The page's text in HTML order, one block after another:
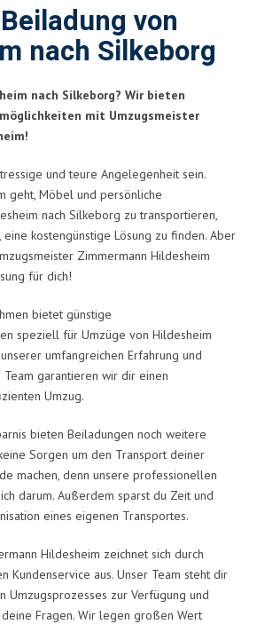
von
nach Silkeborg
nach Silkeborg? Wir bieten
mit Umzugsmeister
und teure Angelegenheit sein.
geht, Möbel und persönliche
nach Silkeborg zu transportieren,
eine kostengünstige Lösung zu finden. Aber
Zimmermann Hildesheim
für dich!
bietet günstige
speziell für Umzüge von Hildesheim
umfangreichen Erfahrung und
garantieren wir dir einen
Umzug.
bieten Beiladungen noch weitere
Sorgen um den Transport deiner
machen, denn unsere professionellen
darum. Außerdem sparst du Zeit und
eines eigenen Transportes.
Hildesheim zeichnet sich durch
Kundenservice aus. Unser Team steht dir
Umzugsprozesses zur Verfügung und
Fragen. Wir legen großen Wert